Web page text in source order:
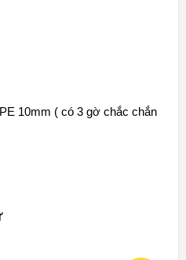
10mm ( có 3 gờ chắc chắn